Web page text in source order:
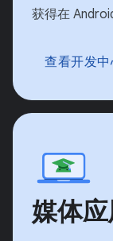
获得在
查看开发中
媒体应